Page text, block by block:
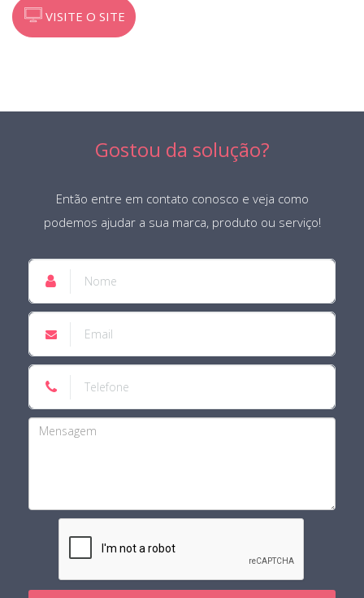
VISITE O SITE
Gostou da solução?
Então entre em contato conosco e veja como
podemos ajudar a sua marca, produto ou serviço!